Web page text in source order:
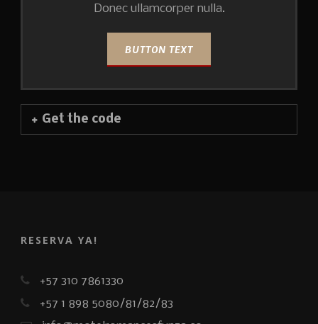
Donec ullamcorper nulla.
BUTTON TEXT
Get the code
RESERVA YA!
+57 310 7861330
+57 1 898 5080/81/82/83